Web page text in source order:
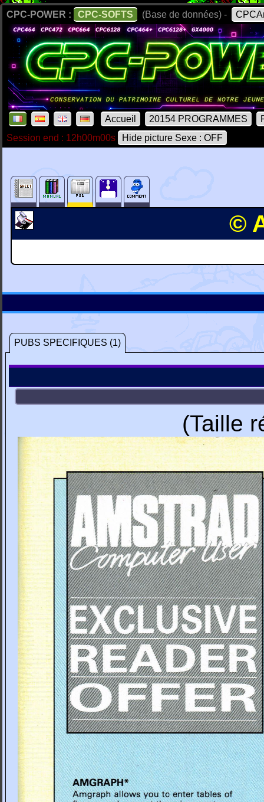
CPC-POWER : CPC-SOFTS (Base de données) -
Accueil 20154 PROGRAMMES
Session end : 12h00m00s
Hide picture Sexe : OFF
©
PUBS SPECIFIQUES (1)
(Taille